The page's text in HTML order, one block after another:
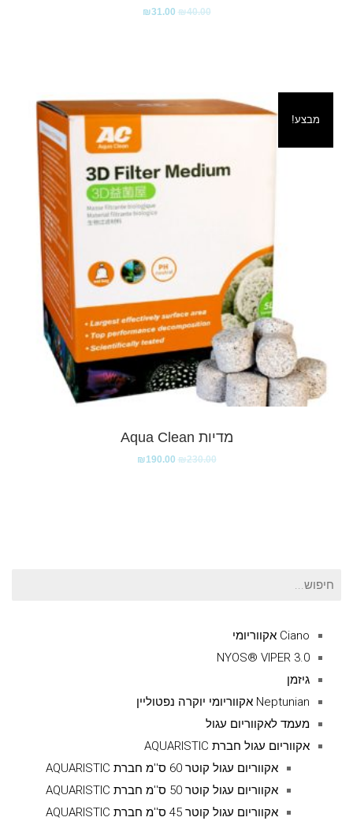
₪40.00
₪31.00
מבצע!
מדיות Aqua Clean
₪230.00
₪190.00
חיפוש
Ciano אקווריומי
NYOS® VIPER 3.0
גיזמן
Neptunian אקווריומי יוקרה נפטוליין
מעמד לאקווריום עגול
אקווריום עגול חברת AQUARISTIC
אקווריום עגול קוטר 60 ס''מ חברת AQUARISTIC
אקווריום עגול קוטר 50 ס''מ חברת AQUARISTIC
אקווריום עגול קוטר 45 ס''מ חברת AQUARISTIC